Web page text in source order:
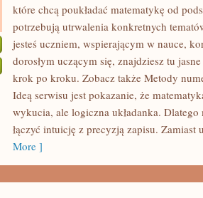
MATEMATYKA
DYSKRETNA
które chcą poukładać matematykę od
potrzebują utrwalenia konkretnych
jesteś uczniem, wspierającym w nauce,
dorosłym uczącym się, znajdziesz tu
krok po kroku. Zobacz także Metody
Ideą serwisu jest pokazanie, że
wykucia, ale logiczna układanka. Dlatego
łączyć intuicję z precyzją zapisu. Zamiast
More ]